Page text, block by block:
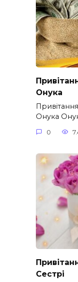
Онука
Онука
0
Сестрі